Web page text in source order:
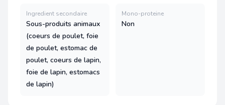
Ingredient secondaire
Sous-produits animaux
(coeurs de poulet, foie
de poulet, estomac de
poulet, coeurs de lapin,
foie de lapin, estomacs
de lapin)
Mono-proteine
Non